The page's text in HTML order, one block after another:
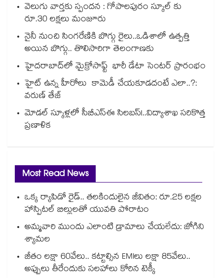
వెలుగు వార్తకు స్పందన : గోపాలపురం స్కూల్ కు
రూ.30 లక్షలు మంజూరు
నైనీ నుంచి సింగరేణికి బొగ్గు రైలు..ఒడిశాలో ఉత్పత్తి
అయిన బొగ్గు.. తొలిసారిగా తెలంగాణకు
హైదరాబాద్‌‌‌‌‌‌‌‌లో మైక్రోసాఫ్ట్ భారీ డేటా సెంటర్ ప్రారంభం
హైట్ ఉన్న హీరోలు కామెడీ చేయకూడదంటే ఎలా..?:
వరుణ్ తేజ్
మోడల్ స్కూళ్లలో సీబీఎస్ఈ సిలబస్!..విద్యాశాఖ సరికొత్త
ప్రణాళిక
Most Read News
ఒక్క ర్యాపిడో రైడ్.. తలకిందులైన జీవితం: రూ.25 లక్షల
హాస్పిటల్ బిల్లులతో యువతి పోరాటం
అమ్మవారి ముందు ఎలాంటి డ్రామాలు చేయలేదు: జోగిని
శ్యామల
జీతం లక్షా 60వేలు.. కట్టాల్సిన EMIలు లక్షా 85వేలు..
అప్పులు తీరేందుకు సలహాలు కోరిన టెక్కీ